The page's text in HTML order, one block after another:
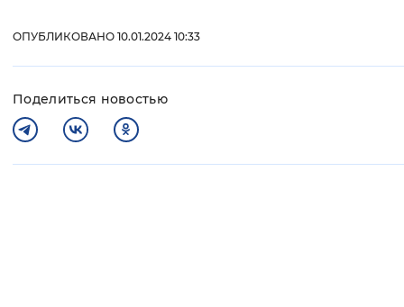
ОПУБЛИКОВАНО 10.01.2024 10:33
Поделиться новостью